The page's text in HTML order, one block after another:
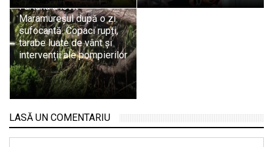
Furtuna a lovit
Maramureșul după o zi
sufocantă. Copaci rupți,
tarabe luate de vânt și
intervenții ale pompierilor
LASĂ UN COMENTARIU